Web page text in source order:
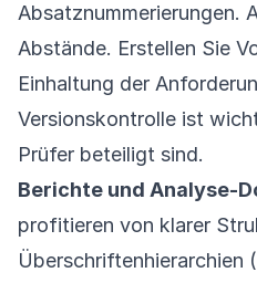
Absatznummerierungen.
Abstände. Erstellen Sie
Einhaltung der
Versionskontrolle ist
Prüfer beteiligt sind.
Berichte und Analyse-
profitieren von klarer
Überschriftenhierarchien